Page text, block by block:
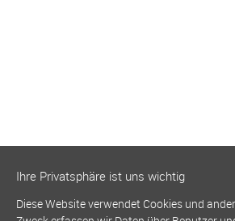
Ihre Privatsphäre ist uns wichtig
Diese Website verwendet Cookies und